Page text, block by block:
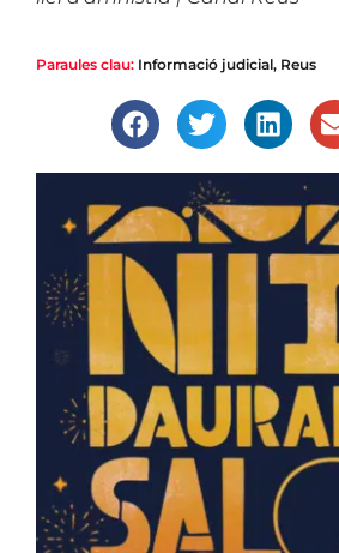
Paraules clau: Informació judicial, Reus